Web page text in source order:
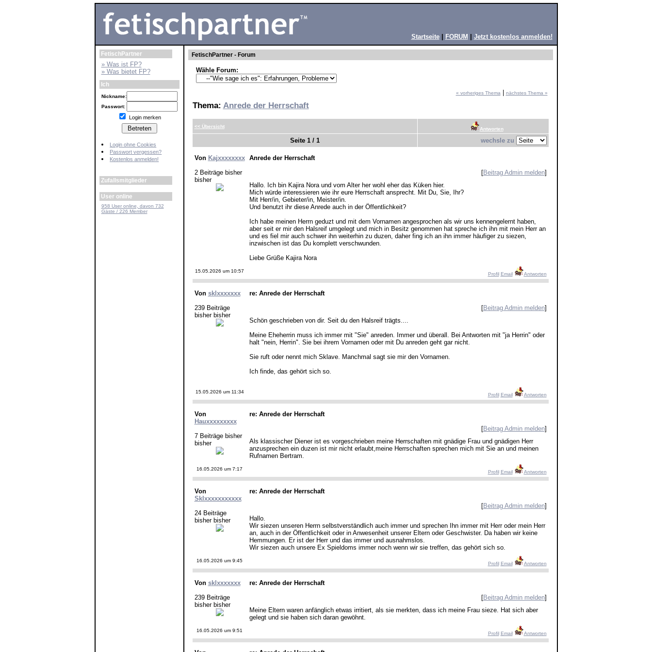
Startseite| FORUM Jetzt kostenlos anmelden!
FetischPartner
» Was ist FP?
» Was bietet FP?
Ich
Nickname:
Passwort:
Login merken
Login ohne Cookies
Passwort vergessen?
Kostenlos anmelden!
Zufallsmitglieder
User online
958 User online, davon 732
Gäste / 226 Member
FetischPartner - Forum
Wähle Forum:
« vorheriges Thema| nächstes Thema »
Thema: Anrede der Herrschaft
<< Übersicht Antworten
Seite 1 / 1 wechsle zu
Von Kajxxxxxxxx
2 Beiträge bisher
bisher
Anrede der Herrschaft
[Beitrag Admin melden]
Hallo. Ich bin Kajira Nora und vom Alter her wohl eher das Küken hier.
Mich würde interessieren wie ihr eure Herrschaft ansprecht. Mit Du, Sie, Ihr?
Mit Herr/in, Gebieter/in, Meister/in.
Und benutzt ihr diese Anrede auch in der Öffentlichkeit?
Ich habe meinen Herrn geduzt und mit dem Vornamen angesprochen als wir uns kennengelernt haben,
aber seit er mir den Halsreif umgelegt und mich in Besitz genommen hat spreche ich ihn mit mein Herr an
und es fiel mir auch schwer ihn weiterhin zu duzen, daher fing ich an ihn immer häufiger zu siezen,
inzwischen ist das Du komplett verschwunden.
Liebe Grüße Kajira Nora
15.05.2026 um 10:57
Profil Email Antworten
Von sklxxxxxxx
239 Beiträge
bisher bisher
re: Anrede der Herrschaft
[Beitrag Admin melden]
Schön geschrieben von dir. Seit du den Halsreif trägts....
Meine Eheherrin muss ich immer mit "Sie" anreden. Immer und überall. Bei Antworten mit "ja Herrin" oder
halt "nein, Herrin". Sie bei ihrem Vornamen oder mit Du anreden geht gar nicht.
Sie ruft oder nennt mich Sklave. Manchmal sagt sie mir den Vornamen.
Ich finde, das gehört sich so.
15.05.2026 um 11:34
Profil Email Antworten
Von
Hauxxxxxxxxx
7 Beiträge bisher
bisher
re: Anrede der Herrschaft
[Beitrag Admin melden]
Als klassischer Diener ist es vorgeschrieben meine Herrschaften mit gnädige Frau und gnädigen Herr
anzusprechen ein duzen ist mir nicht erlaubt,meine Herrschaften sprechen mich mit Sie an und meinen
Rufnamen Bertram.
16.05.2026 um 7:17
Profil Email Antworten
Von
Sklxxxxxxxxxxx
24 Beiträge
bisher bisher
re: Anrede der Herrschaft
[Beitrag Admin melden]
Hallo.
Wir siezen unseren Herrn selbstverständlich auch immer und sprechen Ihn immer mit Herr oder mein Herr
an, auch in der Öffentlichkeit oder in Anwesenheit unserer Eltern oder Geschwister. Da haben wir keine
Hemmungen. Er ist der Herr und das immer und ausnahmslos.
Wir siezen auch unsere Ex Spieldoms immer noch wenn wir sie treffen, das gehört sich so.
16.05.2026 um 9:45
Profil Email Antworten
Von sklxxxxxxx
239 Beiträge
bisher bisher
re: Anrede der Herrschaft
[Beitrag Admin melden]
Meine Eltern waren anfänglich etwas irritiert, als sie merkten, dass ich meine Frau sieze. Hat sich aber
gelegt und sie haben sich daran gewöhnt.
16.05.2026 um 9:51
Profil Email Antworten